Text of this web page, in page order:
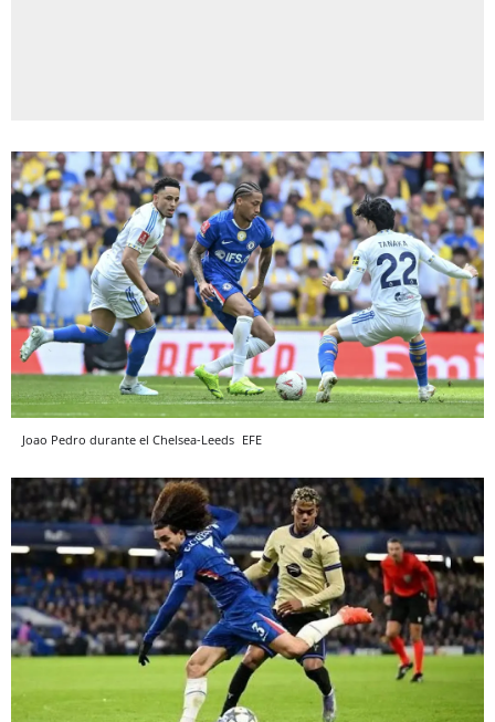
Joao Pedro durante el Chelsea-Leeds EFE